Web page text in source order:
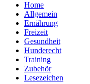
Home
Allgemein
Ernährung
Freizeit
Gesundheit
Hunderecht
Training
Zubehör
Lesezeichen